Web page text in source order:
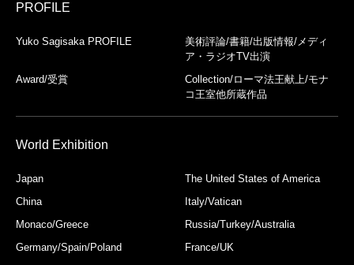
PROFILE
Yuko Sagisaka PROFILE
美術評論/書籍/出版情報/メディ
ア・ラジオTV出演
Award/受賞
Collection/ローマ法王献上/モナ
コ王室他所蔵作品
World Exhibition
Japan
The United States of America
China
Italy/Vatican
Monaco/Greece
Russia/Turkey/Australia
Germany/Spain/Poland
France/UK